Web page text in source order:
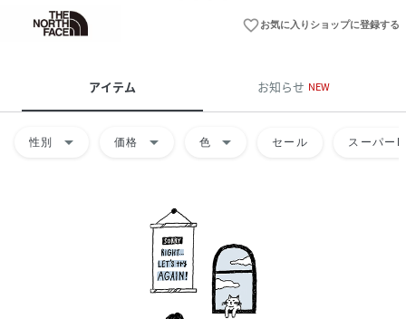
favorite_borderお気に入りショップに登録する
アイテム お知らせ NEW
性別 arrow_drop_down 価格 arrow_drop_down 色 arrow_drop_down セール スーパー